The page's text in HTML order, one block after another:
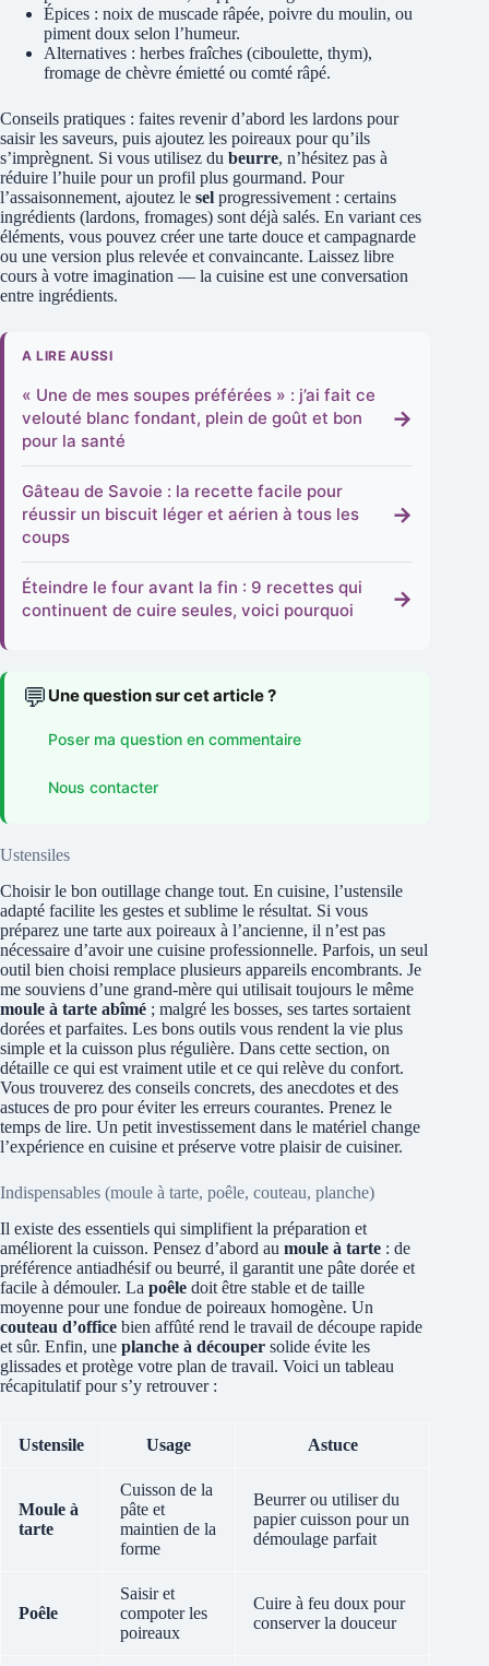
Épices : noix de muscade râpée, poivre du moulin, ou
piment doux selon l’humeur.
Alternatives : herbes fraîches (ciboulette, thym),
fromage de chèvre émietté ou comté râpé.
Conseils pratiques : faites revenir d’abord les lardons pour
saisir les saveurs, puis ajoutez les poireaux pour qu’ils
s’imprègnent. Si vous utilisez du beurre, n’hésitez pas à
réduire l’huile pour un profil plus gourmand. Pour
l’assaisonnement, ajoutez le sel progressivement : certains
ingrédients (lardons, fromages) sont déjà salés. En variant ces
éléments, vous pouvez créer une tarte douce et campagnarde
ou une version plus relevée et convaincante. Laissez libre
cours à votre imagination — la cuisine est une conversation
entre ingrédients.
A LIRE AUSSI
« Une de mes soupes préférées » : j’ai fait ce
velouté blanc fondant, plein de goût et bon
pour la santé
→
Gâteau de Savoie : la recette facile pour
réussir un biscuit léger et aérien à tous les
coups
→
Éteindre le four avant la fin : 9 recettes qui
continuent de cuire seules, voici pourquoi
→
💬 Une question sur cet article ?
Poser ma question en commentaire
Nous contacter
Ustensiles
Choisir le bon outillage change tout. En cuisine, l’ustensile
adapté facilite les gestes et sublime le résultat. Si vous
préparez une tarte aux poireaux à l’ancienne, il n’est pas
nécessaire d’avoir une cuisine professionnelle. Parfois, un seul
outil bien choisi remplace plusieurs appareils encombrants. Je
me souviens d’une grand-mère qui utilisait toujours le même
moule à tarte abîmé ; malgré les bosses, ses tartes sortaient
dorées et parfaites. Les bons outils vous rendent la vie plus
simple et la cuisson plus régulière. Dans cette section, on
détaille ce qui est vraiment utile et ce qui relève du confort.
Vous trouverez des conseils concrets, des anecdotes et des
astuces de pro pour éviter les erreurs courantes. Prenez le
temps de lire. Un petit investissement dans le matériel change
l’expérience en cuisine et préserve votre plaisir de cuisiner.
Indispensables (moule à tarte, poêle, couteau, planche)
Il existe des essentiels qui simplifient la préparation et
améliorent la cuisson. Pensez d’abord au moule à tarte : de
préférence antiadhésif ou beurré, il garantit une pâte dorée et
facile à démouler. La poêle doit être stable et de taille
moyenne pour une fondue de poireaux homogène. Un
couteau d’office bien affûté rend le travail de découpe rapide
et sûr. Enfin, une planche à découper solide évite les
glissades et protège votre plan de travail. Voici un tableau
récapitulatif pour s’y retrouver :
Ustensile Usage Astuce
Moule à
tarte
Cuisson de la
pâte et
maintien de la
forme
Beurrer ou utiliser du
papier cuisson pour un
démoulage parfait
Poêle
Saisir et
compoter les
poireaux
Cuire à feu doux pour
conserver la douceur